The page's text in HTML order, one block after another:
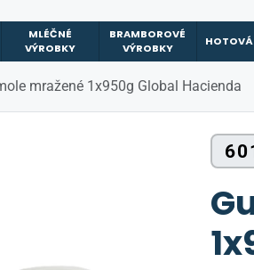
MLÉČNÉ
VÝROBKY
BRAMBOROVÉ
VÝROBKY
mražené 1x950g Global Hacienda